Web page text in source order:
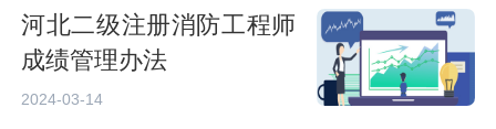
河北二级注册消防工程师
成绩管理办法
2024-03-14